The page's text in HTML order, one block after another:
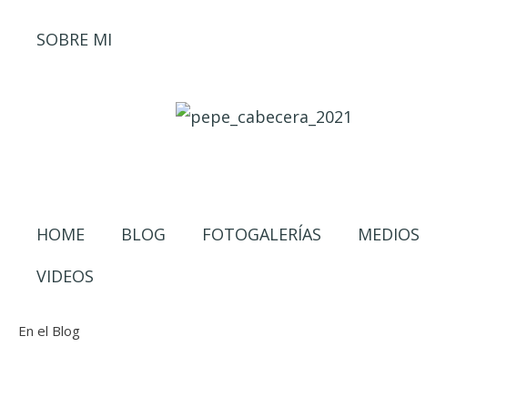
SOBRE MI
HOME BLOG FOTOGALERÍAS
MEDIOS
VIDEOS
En el Blog